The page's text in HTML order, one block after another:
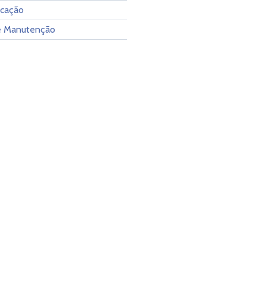
Manutenção